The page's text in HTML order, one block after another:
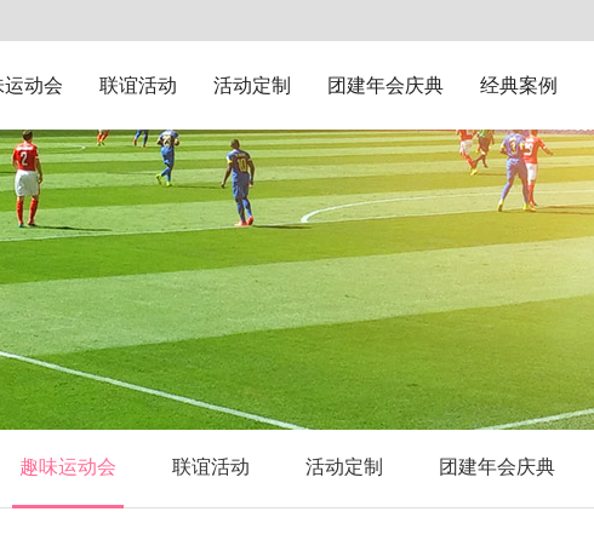
运动会 联谊活动 活动定制 团建年会庆典 经典案例
趣味运动会 联谊活动 活动定制 团建年会庆典